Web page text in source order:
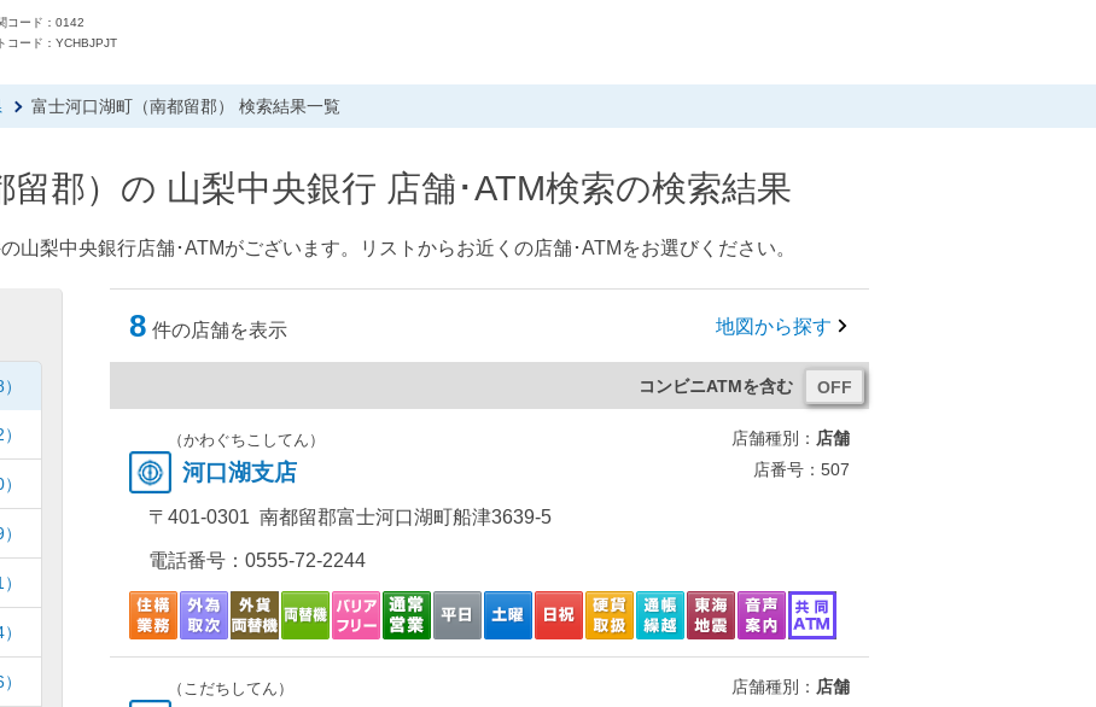
コード：0142
コード：YCHBJPJT
富士河口湖町（南都留郡） 検索結果一覧
留郡）の 山梨中央銀行 店舗･ATM検索の検索結果
山梨中央銀行店舗･ATMがございます。リストからお近くの店舗･ATMをお選びください。
8 件の店舗を表示 地図から探す
コンビニATMを含む
（かわぐちこしてん）
河口湖支店
店舗種別： 店舗
店番号：507
〒401-0301 南都留郡富士河口湖町船津3639-5
電話番号： 0555-72-2244
（こだちしてん） 店舗種別： 店舗